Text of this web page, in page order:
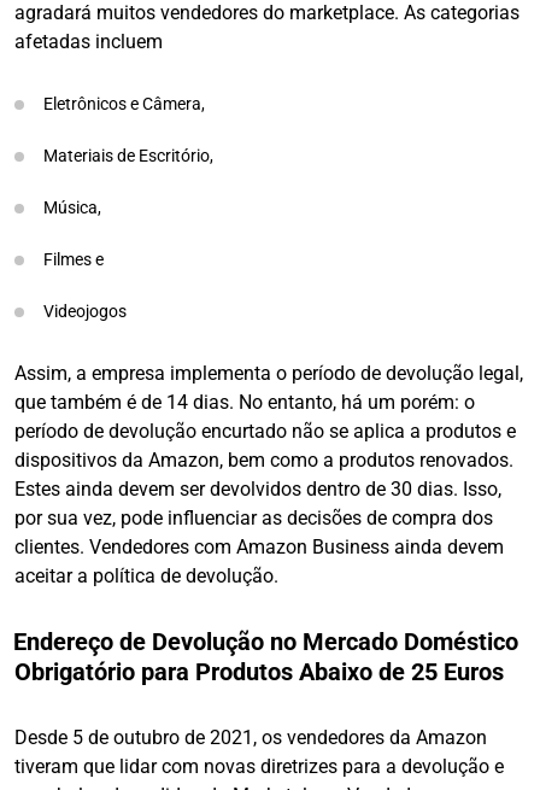
agradará muitos vendedores do marketplace. As categorias
afetadas incluem
Eletrônicos e Câmera,
Materiais de Escritório,
Música,
Filmes e
Videojogos
Assim, a empresa implementa o período de devolução legal,
que também é de 14 dias. No entanto, há um porém: o
período de devolução encurtado não se aplica a produtos e
dispositivos da Amazon, bem como a produtos renovados.
Estes ainda devem ser devolvidos dentro de 30 dias. Isso,
por sua vez, pode influenciar as decisões de compra dos
clientes. Vendedores com Amazon Business ainda devem
aceitar a política de devolução.
Endereço de Devolução no Mercado Doméstico
Obrigatório para Produtos Abaixo de 25 Euros
Desde 5 de outubro de 2021, os vendedores da Amazon
tiveram que lidar com novas diretrizes para a devolução e